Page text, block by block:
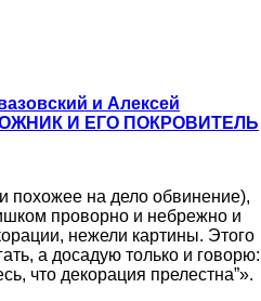
и Алексей
И ЕГО ПОКРОВИТЕЛЬ
похожее на дело обвинение),
проворно и небрежно и
нежели картины. Этого
а досадую только и говорю:
что декорация прелестна”».